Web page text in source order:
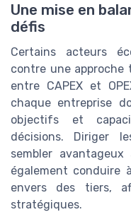
Une mise en
défis
Certains acteurs
contre une approche
entre CAPEX et
chaque entreprise
objectifs et
décisions. Diriger
sembler
également conduire
envers des tiers,
stratégiques.